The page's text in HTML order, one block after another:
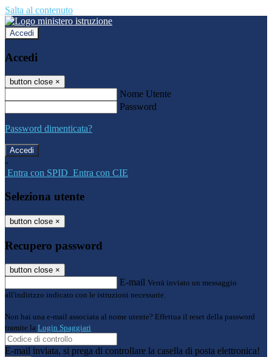
Salta al contenuto
Accedi
Accedi
button close ×
Nome Utente
Password
Password dimenticata?
-
Entra con SPID Entra con CIE
Seleziona utente
button close ×
Recupero password
button close ×
E-mail Verrà inviato un messaggio
all'indirizzo indicato con le istruzioni necessarie.
Non hai una e-mail associata al nome utente? Effettua il reset della password
tramite la Login Spaggiari
E-mail inviata, si prega di controllare la casella di posta elettronica!